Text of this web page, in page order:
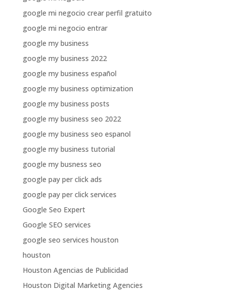
google mi negocio crear perfil gratuito
google mi negocio entrar
google my business
google my business 2022
google my business español
google my business optimization
google my business posts
google my business seo 2022
google my business seo espanol
google my business tutorial
google my busness seo
google pay per click ads
google pay per click services
Google Seo Expert
Google SEO services
google seo services houston
houston
Houston Agencias de Publicidad
Houston Digital Marketing Agencies